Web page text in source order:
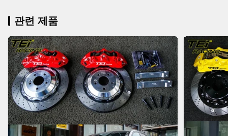
관련 제품